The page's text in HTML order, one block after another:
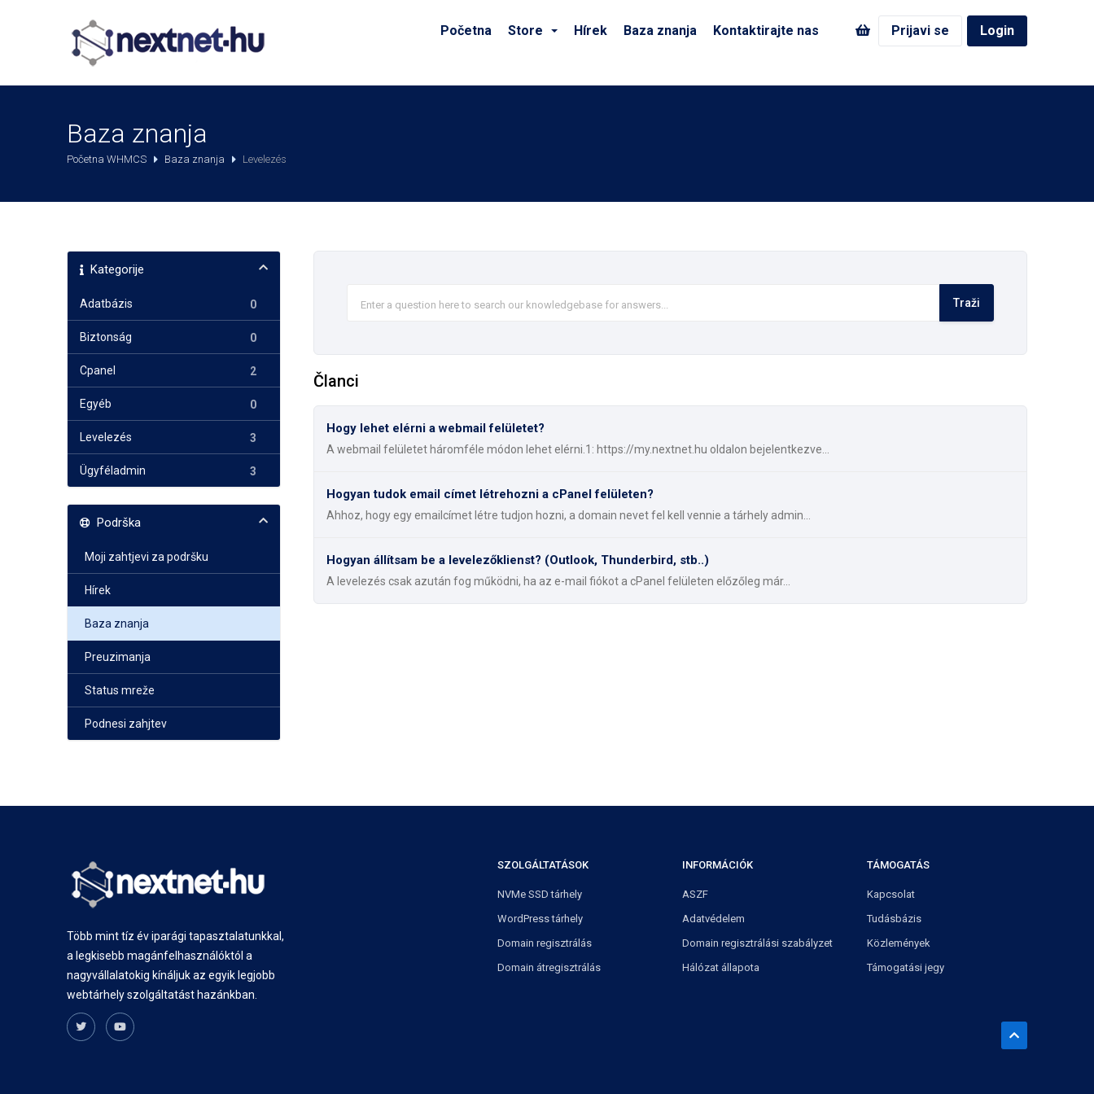
Početna Store Hírek Baza znanja Kontaktirajte nas Prijavi se Login
Baza znanja
Početna WHMCS Baza znanja Levelezés
Kategorije
0
Adatbázis
0
Biztonság
2
Cpanel
0
Egyéb
3
Levelezés
3
Ügyféladmin
Članci
Hogy lehet elérni a webmail felületet?
A webmail felületet háromféle módon lehet elérni.1: https://my.nextnet.hu oldalon bejelentkezve...
Hogyan tudok email címet létrehozni a cPanel felületen?
Ahhoz, hogy egy emailcímet létre tudjon hozni, a domain nevet fel kell vennie a tárhely admin...
Hogyan állítsam be a levelezőklienst? (Outlook, Thunderbird, stb..)
A levelezés csak azután fog működni, ha az e-mail fiókot a cPanel felületen előzőleg már...
Podrška
Moji zahtjevi za podršku
Hírek
Baza znanja
Preuzimanja
Status mreže
Podnesi zahjtev
Több mint tíz év iparági tapasztalatunkkal,
a legkisebb magánfelhasználóktól a
nagyvállalatokig kínáljuk az egyik legjobb
webtárhely szolgáltatást hazánkban.
SZOLGÁLTATÁSOK
NVMe SSD tárhely
WordPress tárhely
Domain regisztrálás
Domain átregisztrálás
INFORMÁCIÓK
ASZF
Adatvédelem
Domain regisztrálási szabályzet
Hálózat állapota
TÁMOGATÁS
Kapcsolat
Tudásbázis
Közlemények
Támogatási jegy